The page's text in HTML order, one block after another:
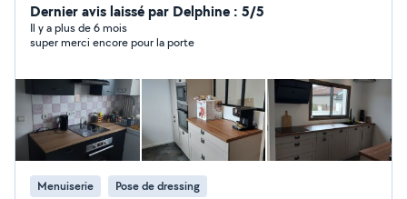
Dernier avis laissé par Delphine : 5/5
Il y a plus de 6 mois
super merci encore pour la porte
Menuiserie Pose de dressing